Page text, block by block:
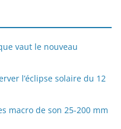
vaut le nouveau
l’éclipse solaire du 12
macro de son 25-200 mm